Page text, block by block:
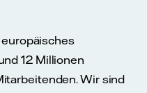
12 Millionen
Wir sind